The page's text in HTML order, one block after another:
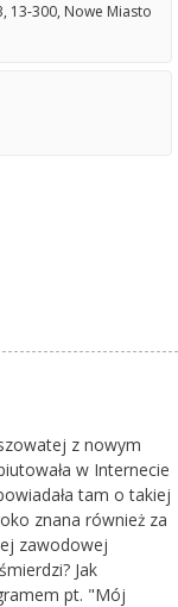
13-300, Nowe Miasto
z nowym
w Internecie
tam o takiej
znana również za
zawodowej
Jak
pt. "Mój